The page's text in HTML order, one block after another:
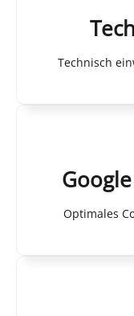
Technisch
Optimales